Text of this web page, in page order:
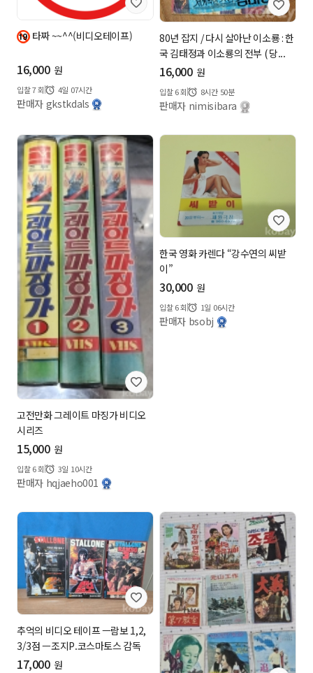
타짜 ~~^^(비디오테이프)
16,000 원
입찰7회 4일 07시간
판매자 gkstkdals
80년 잡지 / 다시 살아난 이소룡 : 한
국 김태정과 이소룡의 전부 ( 당...
16,000 원
입찰 6회 8시간 50분
판매자 nimisibara
고전만화 그레이트 마징가 비디오
시리즈
15,000 원
입찰 6회 3일 10시간
판매자 hqjaeho001
한국 영화 카렌다 “강수연의 씨받
이”
30,000 원
입찰 6회 1일 06시간
판매자 bsobj
추억의 비디오 테이프 ㅡ람보 1,2,
3/3점 ㅡ조지P.코스마토스 감독
17,000 원